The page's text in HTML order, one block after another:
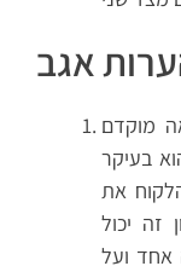
אגב
מוקדם
6%. הנזק הוא בעיקר
את
על פקדון זה יכול
אחד ועל